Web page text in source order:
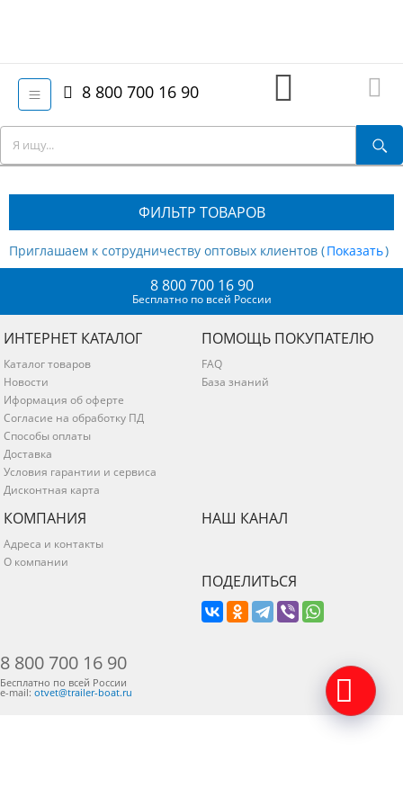
8 800 700 16 90
ФИЛЬТР ТОВАРОВ
Приглашаем к сотрудничеству оптовых клиентов ( )
8 800 700 16 90
Бесплатно по всей России
ИНТЕРНЕТ КАТАЛОГ
Каталог товаров
Новости
Иформация об оферте
Согласие на обработку ПД
Способы оплаты
Доставка
Условия гарантии и сервиса
Дисконтная карта
ПОМОЩЬ ПОКУПАТЕЛЮ
FAQ
База знаний
КОМПАНИЯ
Адреса и контакты
О компании
НАШ КАНАЛ
ПОДЕЛИТЬСЯ
8 800 700 16 90
Бесплатно по всей России
e-mail: otvet@trailer-boat.ru